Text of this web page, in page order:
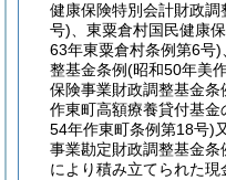
健康保険特別会計財政調
号) 、東粟倉村国民健康
63年東粟倉村条例第6号)
整基金条例(昭和50年美
保険事業財政調整基金条
作東町高額療養貸付基金
54年作東町条例第18号)
事業勘定財政調整基金条
により積み立てられた